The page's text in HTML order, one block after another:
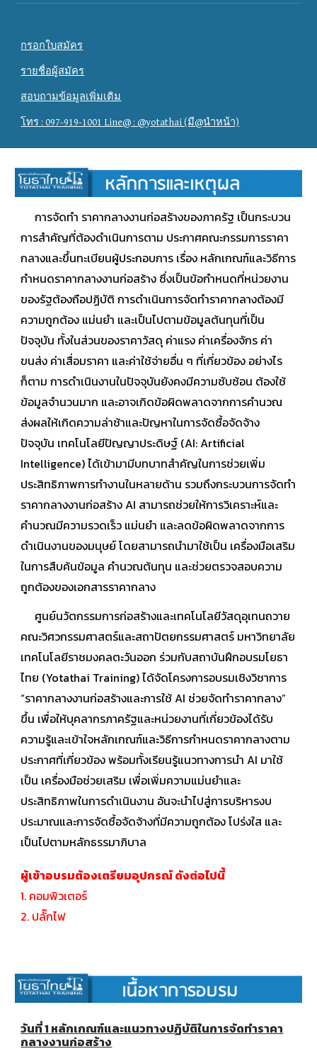
กรอกใบสมัคร
รายชื่อผู้สมัคร
สอบถามข้อมูลเพิ่มเติม
โทร : 097-919-1001 Line@ : @yotathai (มี@นำหน้า)
การจัดทำ ราคากลางงานก่อสร้างของภาครัฐ เป็นกระบวน
การสำคัญที่ต้องดำเนินการตาม ประกาศคณะกรรมการราคา
กลางและขึ้นทะเบียนผู้ประกอบการ เรื่อง หลักเกณฑ์และวิธีการ
กำหนดราคากลางงานก่อสร้าง ซึ่งเป็นข้อกำหนดที่หน่วยงาน
ของรัฐต้องถือปฏิบัติ การดำเนินการจัดทำราคากลางต้องมี
ความถูกต้อง แม่นยำ และเป็นไปตามข้อมูลต้นทุนที่เป็น
ปัจจุบัน ทั้งในส่วนของราคาวัสดุ ค่าแรง ค่าเครื่องจักร ค่า
ขนส่ง ค่าเสื่อมราคา และค่าใช้จ่ายอื่น ๆ ที่เกี่ยวข้อง อย่างไร
ก็ตาม การดำเนินงานในปัจจุบันยังคงมีความซับซ้อน ต้องใช้
ข้อมูลจำนวนมาก และอาจเกิดข้อผิดพลาดจากการคำนวณ
ส่งผลให้เกิดความล่าช้าและปัญหาในการจัดซื้อจัดจ้าง
ปัจจุบัน เทคโนโลยีปัญญาประดิษฐ์ (AI: Artificial
Intelligence) ได้เข้ามามีบทบาทสำคัญในการช่วยเพิ่ม
ประสิทธิภาพการทำงานในหลายด้าน รวมถึงกระบวนการจัดทำ
ราคากลางงานก่อสร้าง AI สามารถช่วยให้การวิเคราะห์และ
คำนวณมีความรวดเร็ว แม่นยำ และลดข้อผิดพลาดจากการ
ดำเนินงานของมนุษย์ โดยสามารถนำมาใช้เป็น เครื่องมือเสริม
ในการสืบค้นข้อมูล คำนวณต้นทุน และช่วยตรวจสอบความ
ถูกต้องของเอกสารราคากลาง
ศูนย์นวัตกรรมการก่อสร้างและเทคโนโลยีวัสดุอุเทนถวาย
คณะวิศวกรรมศาสตร์และสถาปัตยกรรมศาสตร์ มหาวิทยาลัย
เทคโนโลยีราชมงคลตะวันออก ร่วมกับสถาบันฝึกอบรมโยธา
ไทย (Yotathai Training) ได้จัดโครงการอบรมเชิงวิชาการ
“ราคากลางงานก่อสร้างและการใช้ AI ช่วยจัดทำราคากลาง”
ขึ้น เพื่อให้บุคลากรภาครัฐและหน่วยงานที่เกี่ยวข้องได้รับ
ความรู้และเข้าใจหลักเกณฑ์และวิธีการกำหนดราคากลางตาม
ประกาศที่เกี่ยวข้อง พร้อมทั้งเรียนรู้แนวทางการนำ AI มาใช้
เป็น เครื่องมือช่วยเสริม เพื่อเพิ่มความแม่นยำและ
ประสิทธิภาพในการดำเนินงาน อันจะนำไปสู่การบริหารงบ
ประมาณและการจัดซื้อจัดจ้างที่มีความถูกต้อง โปร่งใส และ
เป็นไปตามหลักธรรมาภิบาล
ผู้เข้าอบรมต้องเตรียมอุปกรณ์ ดังต่อไปนี้
1. คอมพิวเตอร์
2. ปลั๊กไฟ
วันที่ 1 หลักเกณฑ์และแนวทางปฏิบัติในการจัดทำราคา
กลางงานก่อสร้าง